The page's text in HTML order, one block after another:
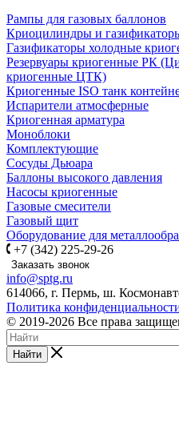
Рампы для газовых баллонов
Криоцилиндры и
Газификаторы холодные
Резервуары криогенные РК
криогенные ЦТК)
Криогенные ISO танк
Испарители атмосферные
Криогенная арматура
Моноблоки
Комплектующие
Сосуды Дьюара
Баллоны высокого давления
Насосы криогенные
Газовые смесители
Газовый щит
Оборудование для
+7 (342) 225-29-26
Заказать звонок
info@sptg.ru
614066, г. Пермь, ш.
Политика
© 2019-2026 Все права
Найти